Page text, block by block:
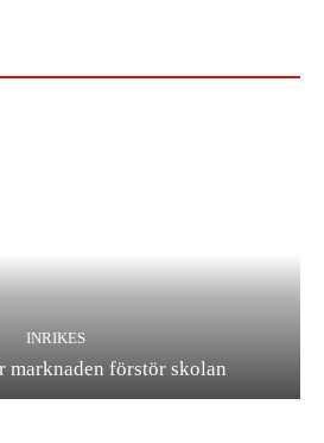
INRIKES
marknaden förstör skolan